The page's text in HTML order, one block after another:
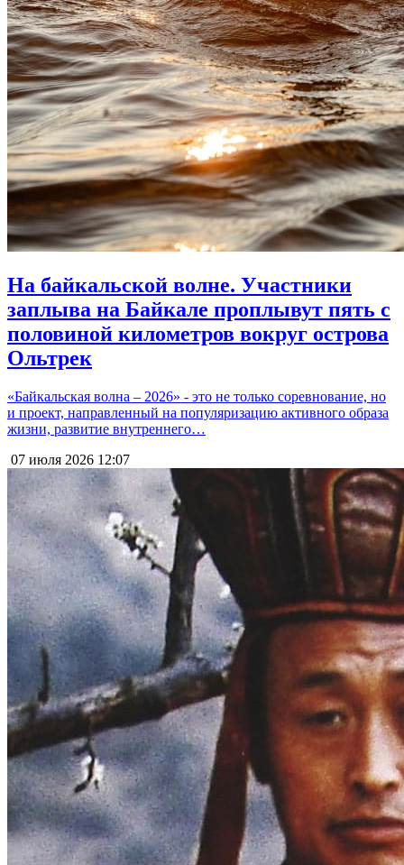
На байкальской волне. Участники
заплыва на Байкале проплывут пять с
половиной километров вокруг острова
Ольтрек
«Байкальская волна – 2026» - это не только соревнование, но
и проект, направленный на популяризацию активного образа
жизни, развитие внутреннего…
07 июля 2026 12:07